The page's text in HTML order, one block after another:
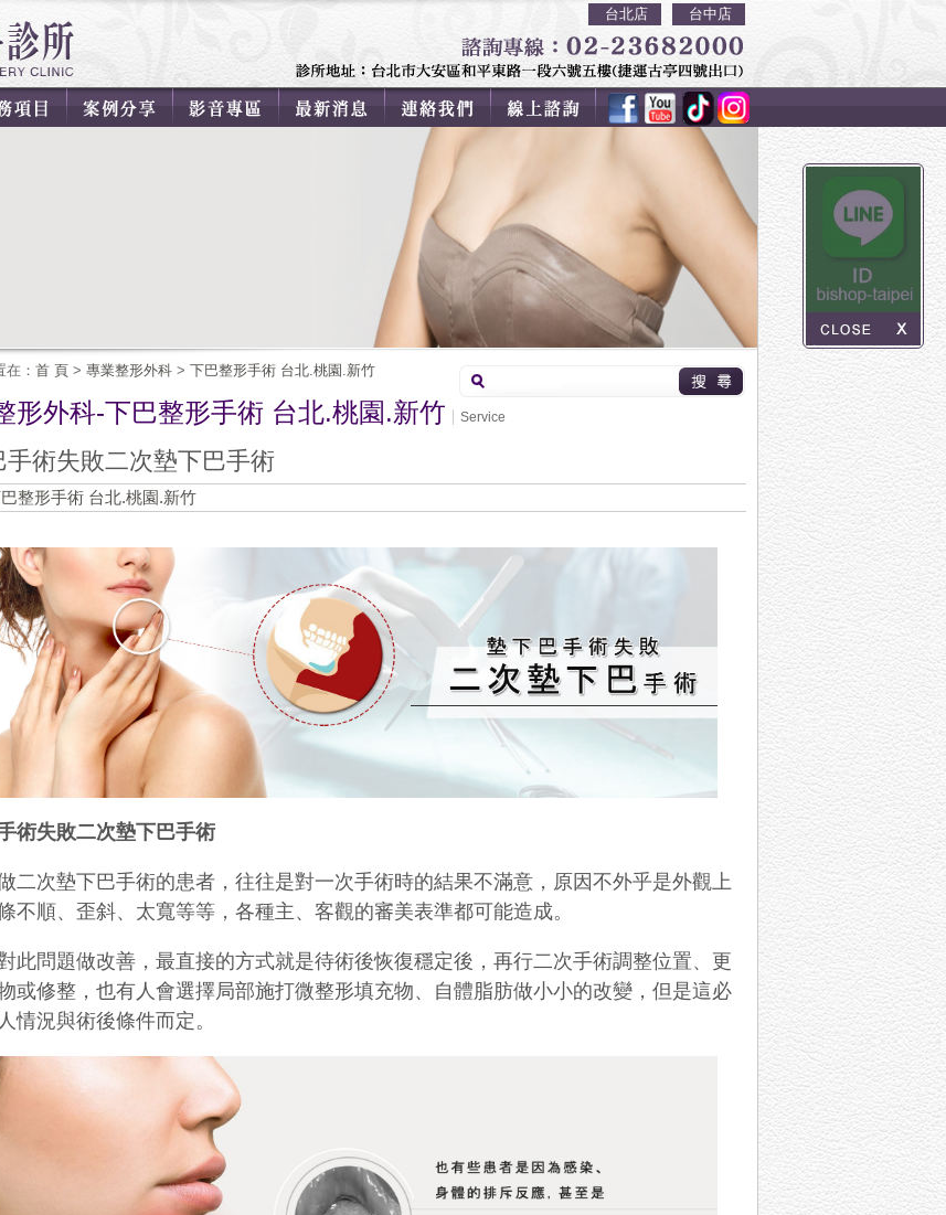
台北店 台中店
在： 首 頁 > 專業整形外科 > 下巴整形手術 台北.桃園.新竹
形外科-下巴整形手術 台北.桃園.新竹 Service
手術失敗二次墊下巴手術
整形手術 台北.桃園.新竹
術失敗二次墊下巴手術
二次墊下巴手術的患者，往往是對一次手術時的結果不滿意，原因不外乎是外觀上
不順、歪斜、太寬等等，各種主、客觀的審美表準都可能造成。
此問題做改善，最直接的方式就是待術後恢復穩定後，再行二次手術調整位置、更
或修整，也有人會選擇局部施打微整形填充物、自體脂肪做小小的改變，但是這必
情況與術後條件而定。